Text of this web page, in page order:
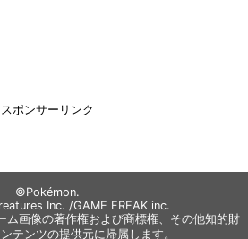
スポンサーリンク
©Pokémon.
Inc. /GAME FREAK inc.
ム画像の著作権および商標権、その他知的財
テンツの提供元に帰属します。